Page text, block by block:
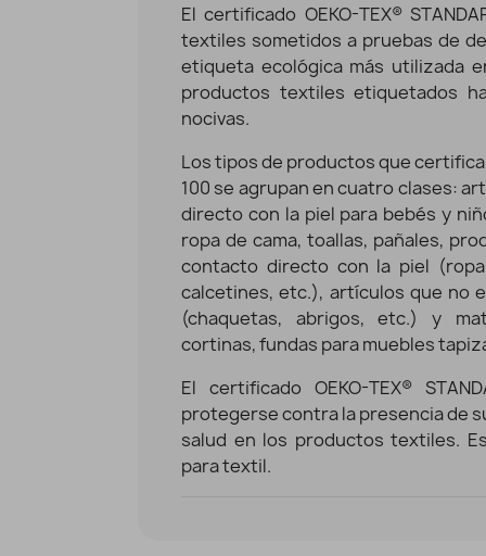
El certificado OEKO-TEX®
textiles sometidos a pruebas de
etiqueta ecológica más utilizada
productos textiles etiquetados
nocivas.
Los tipos de productos que certifica
100 se agrupan en cuatro clases:
directo con la piel para bebés y
ropa de cama, toallas, pañales,
contacto directo con la piel
calcetines, etc.), artículos que no
(chaquetas, abrigos, etc.) y
cortinas, fundas para muebles
El certificado OEKO-TEX®
protegerse contra la presencia de
salud en los productos textiles.
para textil.